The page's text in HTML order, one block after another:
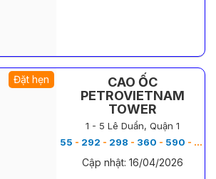
Đặt hẹn
CAO ỐC
PETROVIETNAM
TOWER
1 - 5 Lê Duẩn, Quận 1
55 - 292 - 298 - 360 - 590 - 658
Cập nhật: 16/04/2026